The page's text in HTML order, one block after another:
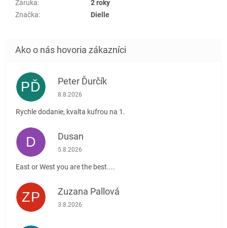
Záruka:
2 roky
Značka: Dielle
PĎ Peter Ďurčík
Hodnotenie obchodu je 5 z 5 hviezdičiek.
8.8.2026
Rychle dodanie, kvalta kufrou na 1.
D Dusan
Hodnotenie obchodu je 5 z 5 hviezdičiek.
5.8.2026
East or West you are the best....
ZP Zuzana Pallová
Hodnotenie obchodu je 5 z 5 hviezdičiek.
3.8.2026